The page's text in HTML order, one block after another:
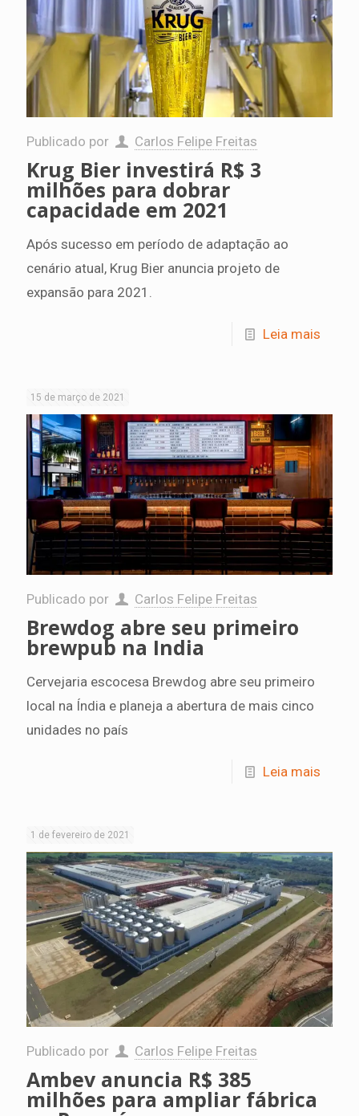
Publicado por Carlos Felipe Freitas
Krug Bier investirá R$ 3
milhões para dobrar
capacidade em 2021
Após sucesso em período de adaptação ao
cenário atual, Krug Bier anuncia projeto de
expansão para 2021.
Leia mais
15 de março de 2021
Publicado por Carlos Felipe Freitas
Brewdog abre seu primeiro
brewpub na India
Cervejaria escocesa Brewdog abre seu primeiro
local na Índia e planeja a abertura de mais cinco
unidades no país
Leia mais
1 de fevereiro de 2021
Publicado por Carlos Felipe Freitas
Ambev anuncia R$ 385
milhões para ampliar fábrica